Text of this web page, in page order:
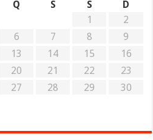
Q S S
D
1
2
6 7 8
9
13 14 15
16
20 21 22
23
27 28 29
30